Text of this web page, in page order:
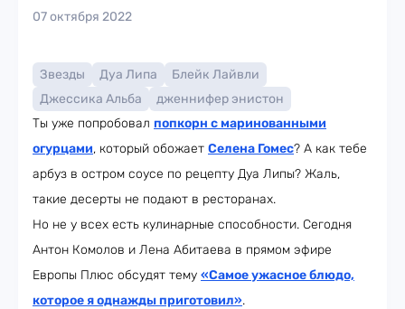
07 октября 2022
Звезды Дуа Липа
Блейк Лайвли
Джессика Альба
дженнифер энистон
Ты уже попробовал попкорн с маринованными
огурцами, который обожает Селена Гомес? А как тебе
арбуз в остром соусе по рецепту Дуа Липы? Жаль,
такие десерты не подают в ресторанах.
Но не у всех есть кулинарные способности. Сегодня
Антон Комолов и Лена Абитаева в прямом эфире
Европы Плюс обсудят тему «Самое ужасное блюдо,
которое я однажды приготовил».